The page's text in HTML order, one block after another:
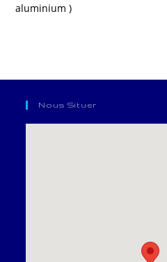
aluminium )
Nous Situer